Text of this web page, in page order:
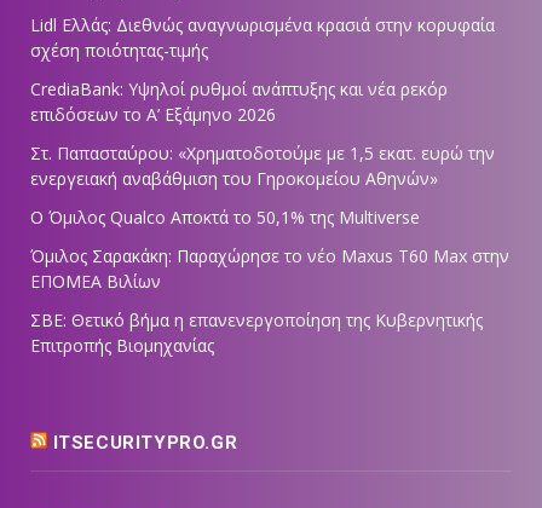
Lidl Ελλάς: Διεθνώς αναγνωρισμένα κρασιά στην κορυφαία
σχέση ποιότητας-τιμής
CrediaBank: Υψηλοί ρυθμοί ανάπτυξης και νέα ρεκόρ
επιδόσεων το Α’ Εξάμηνο 2026
Στ. Παπασταύρου: «Χρηματοδοτούμε με 1,5 εκατ. ευρώ την
ενεργειακή αναβάθμιση του Γηροκομείου Αθηνών»
Ο Όμιλος Qualco Αποκτά το 50,1% της Multiverse
Όμιλος Σαρακάκη: Παραχώρησε το νέο Maxus T60 Max στην
ΕΠΟΜΕΑ Βιλίων
ΣΒΕ: Θετικό βήμα η επανενεργοποίηση της Κυβερνητικής
Επιτροπής Βιομηχανίας
ITSECURITYPRO.GR